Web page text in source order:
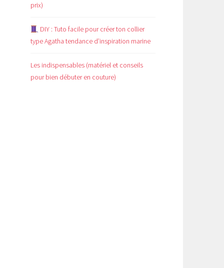
prix)
DIY : Tuto facile pour créer ton collier
type Agatha tendance d’inspiration marine
Les indispensables (matériel et conseils
pour bien débuter en couture)